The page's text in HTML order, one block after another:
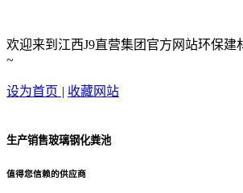
欢迎来到江西J9直营集团官方网站环保建
~
设为首页 | 收藏网站
生产销售玻璃钢化粪池
值得您信赖的供应商